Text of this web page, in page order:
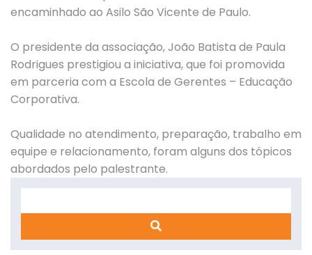
encaminhado ao Asilo São Vicente de Paulo.
O presidente da associação, João Batista de Paula
Rodrigues prestigiou a iniciativa, que foi promovida
em parceria com a Escola de Gerentes – Educação
Corporativa.
Qualidade no atendimento, preparação, trabalho em
equipe e relacionamento, foram alguns dos tópicos
abordados pelo palestrante.